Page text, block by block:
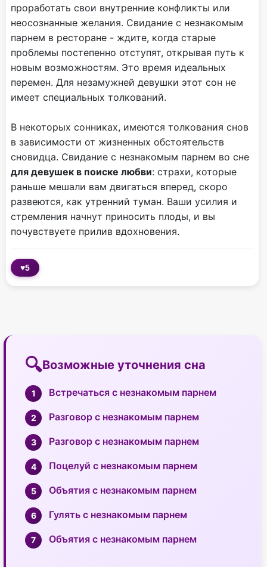
проработать свои внутренние конфликты или
неосознанные желания. Свидание с незнакомым
парнем в ресторане - ждите, когда старые
проблемы постепенно отступят, открывая путь к
новым возможностям. Это время идеальных
перемен. Для незамужней девушки этот сон не
имеет специальных толкований.
В некоторых сонниках, имеются толкования снов
в зависимости от жизненных обстоятельств
сновидца. Свидание с незнакомым парнем во сне
для девушек в поиске любви: страхи, которые
раньше мешали вам двигаться вперед, скоро
развеются, как утренний туман. Ваши усилия и
стремления начнут приносить плоды, и вы
почувствуете прилив вдохновения.
♥5
Возможные уточнения сна
Встречаться с незнакомым парнем
Разговор с незнакомым парнем
Разговор с незнакомым парнем
Поцелуй с незнакомым парнем
Объятия с незнакомым парнем
Гулять с незнакомым парнем
Объятия с незнакомым парнем